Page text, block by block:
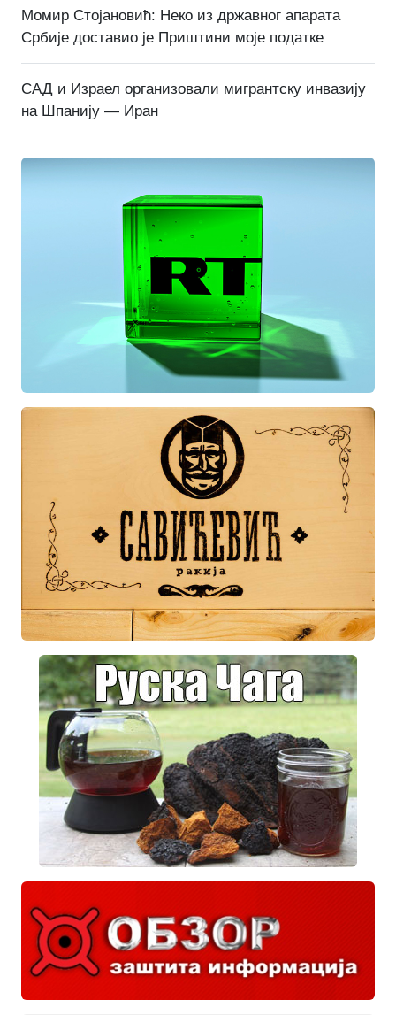
Момир Стојановић: Неко из државног апарата
Србије доставио је Приштини моје податке
САД и Израел организовали мигрантску инвазију
на Шпанију — Иран